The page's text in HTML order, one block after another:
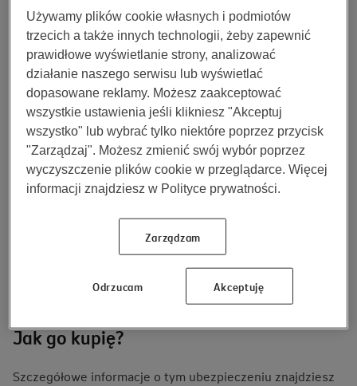
Ubezpieczeniowymi funduszami kapitałowymi, które są
dostępne w ramach Inwestycji portfelowych zarządza ING
Towarzystwo Funduszy Inwestycyjnych Spółka Akcyjna, w
skrócie ING TFI S.A.
ING TFI S.A. jest jednym z największych i najdłużej
działających towarzystw funduszy inwestycyjnych w
Polsce. Na polskim rynku działa od 1997 roku zarządzając
aktywami blisko 800 tys. klientów indywidualnych, jak i
instytucji.
Czy to produkt dla mnie?
Tak, jeśli klientem ING Banku Śląskiego S.A. i chciałbyś
Jak go kupię?
Szczegółowe informacje o tym ubezpieczeniu znajdziesz
Używamy plików cookie własnych i podmiotów
trzecich a także innych technologii, żeby zapewnić
prawidłowe wyświetlanie strony, analizować
działanie naszego serwisu lub wyświetlać
dopasowane reklamy. Możesz zaakceptować
wszystkie ustawienia jeśli klikniesz "Akceptuj
wszystko" lub wybrać tylko niektóre poprzez przycisk
"Zarządzaj". Możesz zmienić swój wybór poprzez
wyczyszczenie plików cookie w przeglądarce. Więcej
informacji znajdziesz w Polityce prywatności.
Zarządzam
Odrzucam Akceptuję